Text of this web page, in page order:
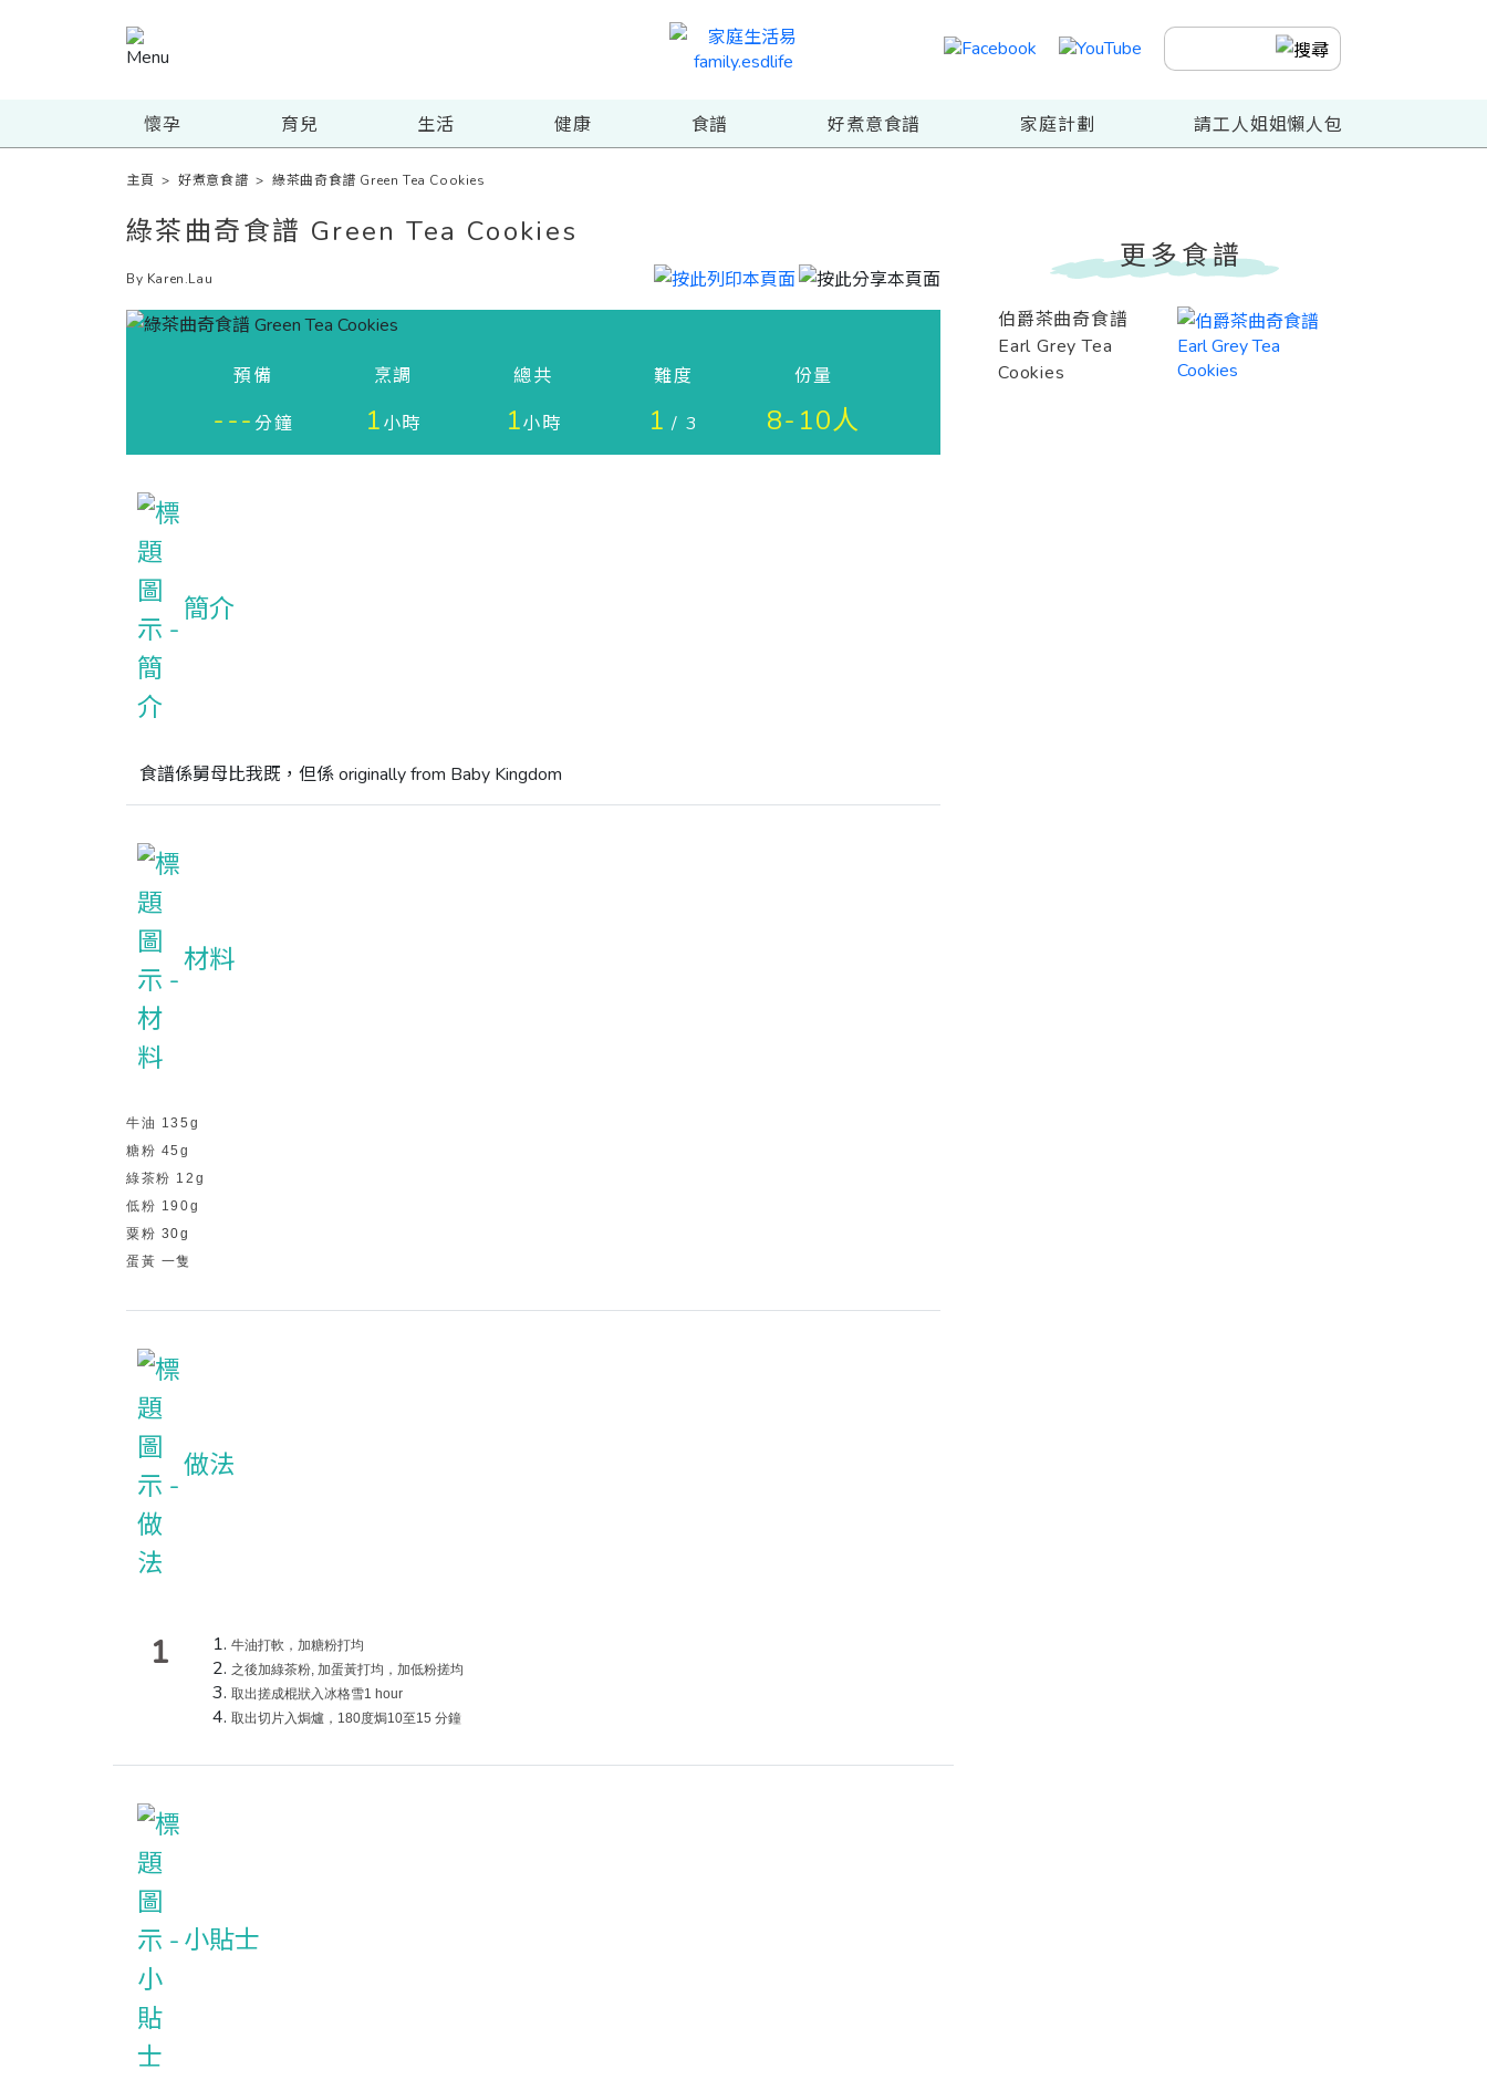
懷孕 育兒 生活 健康 食譜 好煮意食譜 家庭計劃 請工人姐姐懶人包
主頁 >好煮意食譜 >綠茶曲奇食譜 Green Tea Cookies
綠茶曲奇食譜 Green Tea Cookies
By Karen.Lau
預備
---分鐘
烹調
1小時
總共
1小時
難度
1 / 3
份量
8-10人
簡介
食譜係舅母比我既，但係 originally from Baby Kingdom
材料
牛油 135g
糖粉 45g
綠茶粉 12g
低粉 190g
粟粉 30g
蛋黃 一隻
做法
1
牛油打軟，加糖粉打均
之後加綠茶粉, 加蛋黃打均，加低粉搓均
取出搓成棍狀入冰格雪1 hour
取出切片入焗爐，180度焗10至15 分鐘
小貼士
更多食譜
伯爵茶曲奇食譜
Earl Grey Tea
Cookies